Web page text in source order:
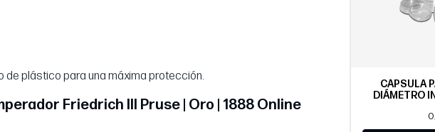
de plástico para una máxima protección.
Friedrich III Pruse | Oro | 1888 Online
CÁPSULA
DIÁMETRO